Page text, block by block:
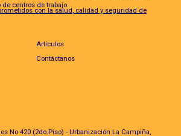
centros de trabajo.
con la salud, calidad y seguridad de
Artículos
Contáctanos
No 420 (2do.Piso) - Urbanización La Campiña,